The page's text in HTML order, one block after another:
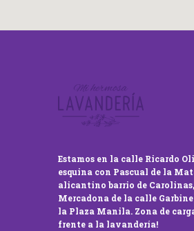
Estamos en la calle Ricardo
esquina con Pascual de la
alicantino barrio de
Mercadona de la calle
la Plaza Manila. Zona de
frente a la lavandería!